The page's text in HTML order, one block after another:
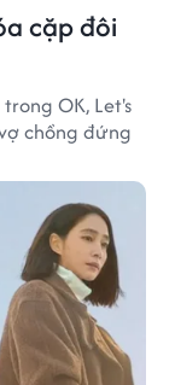
cặp đôi
OK, Let's
chồng đứng